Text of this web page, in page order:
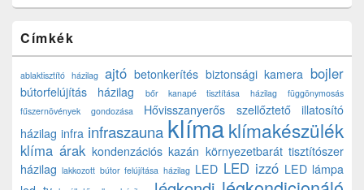
Címkék
ablaktisztító házilag ajtó betonkerítés biztonsági kamera bojler
bútorfelújítás házilag bőr kanapé tisztítása házilag
függönymosás
fűszernövények gondozása
Hővisszanyerős szellőztető
illatosító
házilag infra infraszauna klímaklímakészülék
klíma árak kondenzációs kazán környezetbarát tisztítószer
házilag lakkozott bútor felújítása házilag LED LED izzó LED lámpa